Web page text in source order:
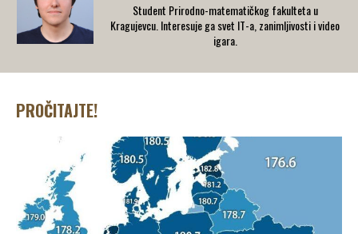
Student Prirodno-matematičkog fakulteta u
Kragujevcu. Interesuje ga svet IT-a, zanimljivosti i video
igara.
PROČITAJTE!